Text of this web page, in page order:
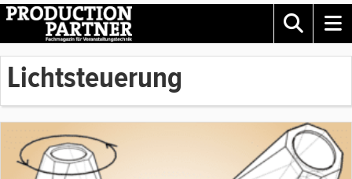
Lichtsteuerung